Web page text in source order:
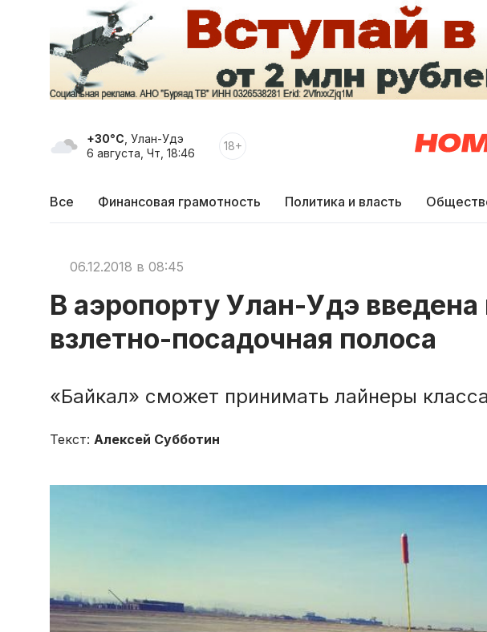
+30°C , Улан-Удэ
6 августа, Чт, 18:46
18+
Все Финансовая грамотность Политика и власть
06.12.2018 в 08:45
В аэропорту Улан-Удэ введена
взлетно-посадочная полоса
«Байкал» сможет принимать лайнеры
Текст: Алексей Субботин